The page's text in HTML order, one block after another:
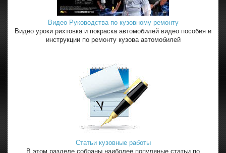
Видео Руководства по кузовному ремонту
Видео уроки рихтовка и покраска автомобилей видео пособия и
инструкции по ремонту кузова автомобилей
Статьи кузовные работы
В этом разделе собраны наиболее популяные статьи по